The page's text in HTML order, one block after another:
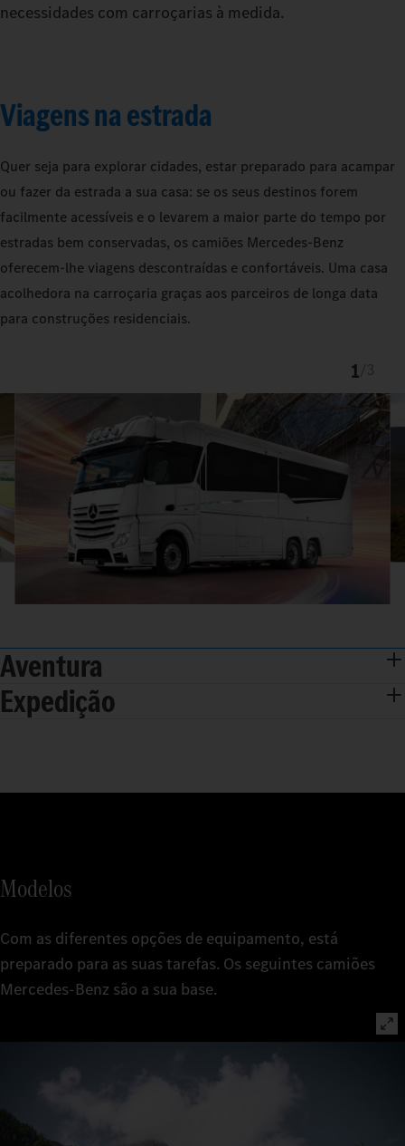
necessidades com carroçarias à medida.
Viagens na estrada
Quer seja para explorar cidades, estar preparado para acampar
ou fazer da estrada a sua casa: se os seus destinos forem
facilmente acessíveis e o levarem a maior parte do tempo por
estradas bem conservadas, os camiões Mercedes‑Benz
oferecem-lhe viagens descontraídas e confortáveis. Uma casa
acolhedora na carroçaria graças aos parceiros de longa data
para construções residenciais.
1
Aventura
Expedição
Modelos
Com as diferentes opções de equipamento, está
preparado para as suas tarefas. Os seguintes camiões
Mercedes‑Benz são a sua base.